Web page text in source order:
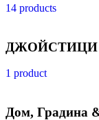
14 products
ДЖОЙСТИЦИ
1 product
Дом, Градина